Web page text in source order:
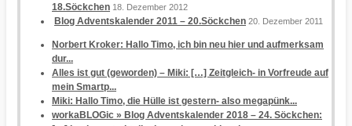
18.Söckchen 18. Dezember 2012
Blog Adventskalender 2011 – 20.Söckchen 20. Dezember 2011
Norbert Kroker: Hallo Timo, ich bin neu hier und aufmerksam
dur...
Alles ist gut (geworden) – Miki: […] Zeitgleich- in Vorfreude auf
mein Smartp...
Miki: Hallo Timo, die Hülle ist gestern- also megapünk...
workaBLOGic » Blog Adventskalender 2018 – 24. Söckchen: